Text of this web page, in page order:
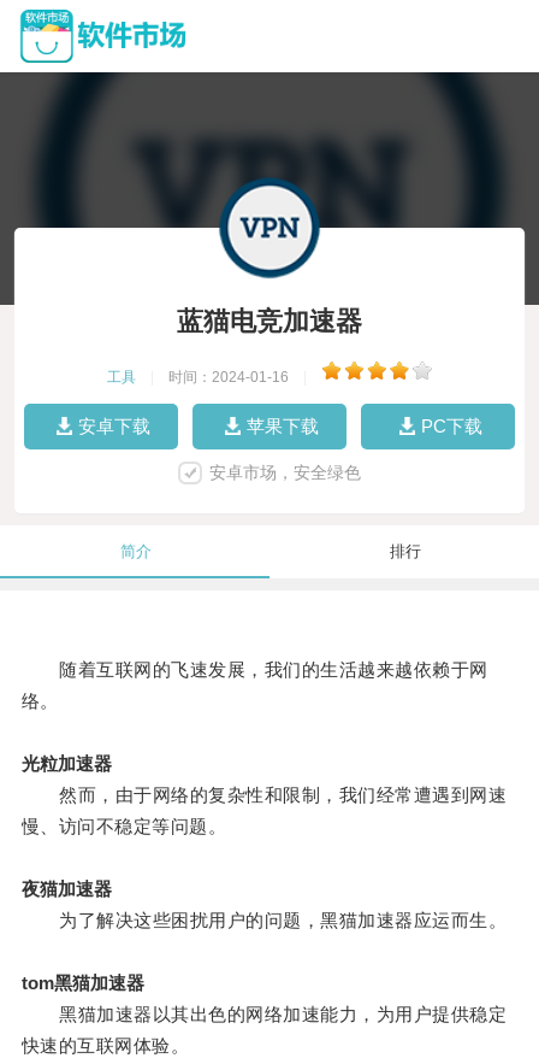
蓝猫电竞加速器
工具 时间：2024-01-16
安卓下载 苹果下载 PC下载
安卓市场，安全绿色
简介 排行
随着互联网的飞速发展，我们的生活越来越依赖于网
络。
光粒加速器
然而，由于网络的复杂性和限制，我们经常遭遇到网速
慢、访问不稳定等问题。
夜猫加速器
为了解决这些困扰用户的问题，黑猫加速器应运而生。
tom黑猫加速器
黑猫加速器以其出色的网络加速能力，为用户提供稳定
快速的互联网体验。